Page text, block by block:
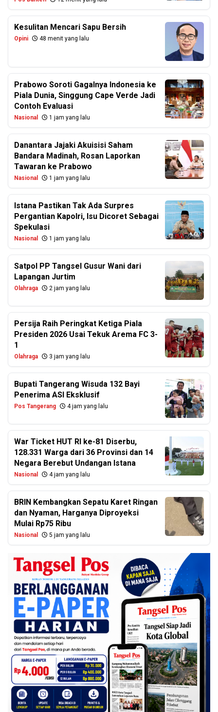
Kesulitan Mencari Sapu Bersih
Opini 48 menit yang lalu
Prabowo Soroti Gagalnya Indonesia ke
Piala Dunia, Singgung Cape Verde Jadi
Contoh Evaluasi
Nasional 1 jam yang lalu
Danantara Jajaki Akuisisi Saham
Bandara Madinah, Rosan Laporkan
Tawaran ke Prabowo
Nasional 1 jam yang lalu
Istana Pastikan Tak Ada Surpres
Pergantian Kapolri, Isu Dicoret Sebagai
Spekulasi
Nasional 1 jam yang lalu
Satpol PP Tangsel Gusur Wani dari
Lapangan Jurtim
Olahraga 2 jam yang lalu
Persija Raih Peringkat Ketiga Piala
Presiden 2026 Usai Tekuk Arema FC 3-
1
Olahraga 3 jam yang lalu
Bupati Tangerang Wisuda 132 Bayi
Penerima ASI Eksklusif
Pos Tangerang 4 jam yang lalu
War Ticket HUT RI ke-81 Diserbu,
128.331 Warga dari 36 Provinsi dan 14
Negara Berebut Undangan Istana
Nasional 4 jam yang lalu
BRIN Kembangkan Sepatu Karet Ringan
dan Nyaman, Harganya Diproyeksi
Mulai Rp75 Ribu
Nasional 5 jam yang lalu